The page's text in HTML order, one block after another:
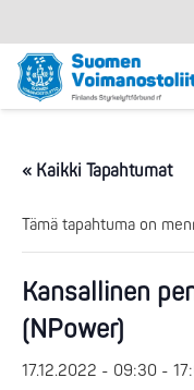
« Kaikki Tapahtumat
Tämä tapahtuma on
Kansallinen
(NPower)
17.12.2022 - 09:30 -